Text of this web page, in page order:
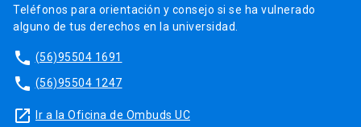
Teléfonos para orientación y consejo si se ha vulnerado
alguno de tus derechos en la universidad.
phone (56)95504 1691
phone (56)95504 1247
launch Ir a la Oficina de Ombuds UC